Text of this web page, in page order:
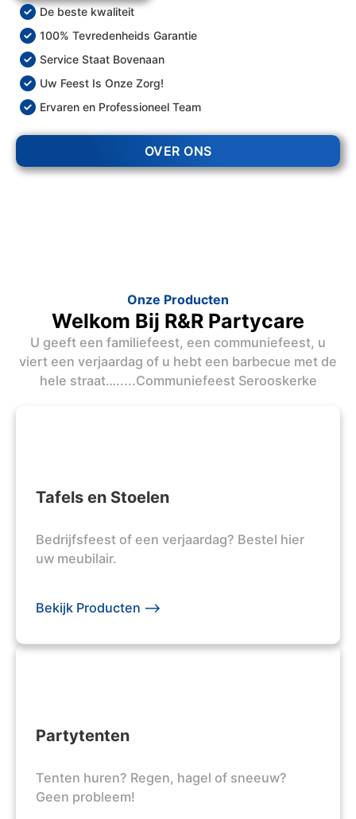
De beste kwaliteit
100% Tevredenheids Garantie
Service Staat Bovenaan
Uw Feest Is Onze Zorg!
Ervaren en Professioneel Team
OVER ONS
Onze Producten
Welkom Bij R&R Partycare
U geeft een familiefeest, een communiefeest, u
viert een verjaardag of u hebt een barbecue met de
hele straat….....Communiefeest Serooskerke
Tafels en Stoelen
Bedrijfsfeest of een verjaardag? Bestel hier
uw meubilair.
Bekijk Producten -->
Partytenten
Tenten huren? Regen, hagel of sneeuw?
Geen probleem!